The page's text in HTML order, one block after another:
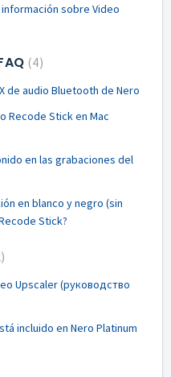
sobre Video
4
de audio Bluetooth de Nero
Recode Stick en Mac
en las grabaciones del
en blanco y negro (sin
Stick?
Upscaler (руководство
incluido en Nero Platinum